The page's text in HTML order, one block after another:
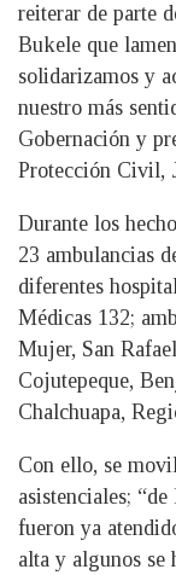
reiterar de parte
Bukele que
solidarizamos y
nuestro más
Gobernación y
Protección Civil,
Durante los
23 ambulancias
diferentes
Médicas 132;
Mujer, San
Cojutepeque,
Chalchuapa,
Con ello, se
asistenciales;
fueron ya
alta y algunos se